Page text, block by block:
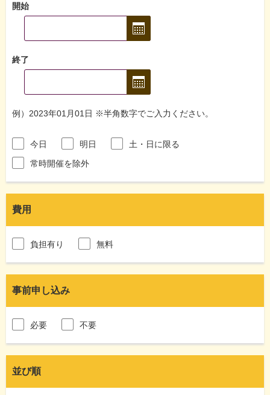
開始
終了
例）2023年01月01日 ※半角数字でご入力ください。
今日 明日
土・日に限る
常時開催を除外
費用
負担有り 無料
事前申し込み
必要 不要
並び順